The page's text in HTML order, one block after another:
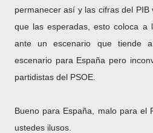
permanecer así y las cifras del
que las esperadas, esto coloca a
ante un escenario que tiende
escenario para España pero
partidistas del PSOE.
Bueno para España, malo para el
ustedes ilusos.